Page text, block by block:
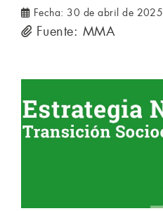
Fecha: 30 de abril de 2025
Fuente: MMA